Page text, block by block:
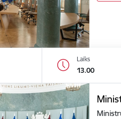
Laiks
13.00